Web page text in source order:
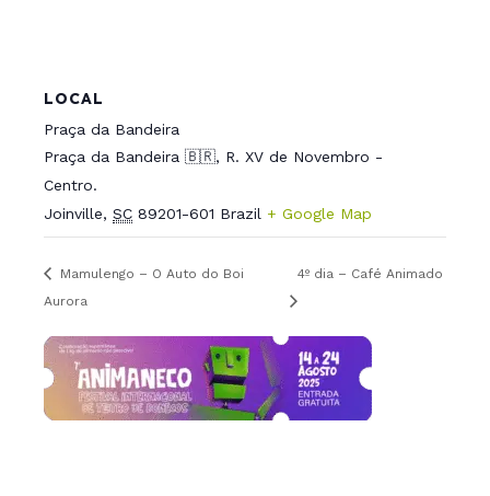
LOCAL
Praça da Bandeira
Praça da Bandeira 🇧🇷, R. XV de Novembro -
Centro.
Joinville, SC 89201-601 Brazil + Google Map
Mamulengo – O Auto do Boi
Aurora
4º dia – Café Animado